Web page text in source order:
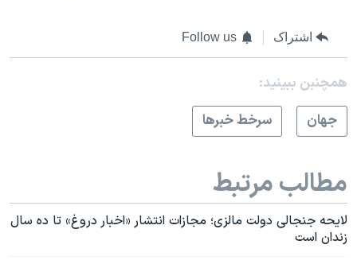
اشتراک Follow us
همچنبن ببینید:
جهان
سرخط خبرها
مطالب مرتبط
لایحه جنجالی دولت مالزی؛ مجازات انتشار «اخبار دروغ» تا ده سال
زندان است